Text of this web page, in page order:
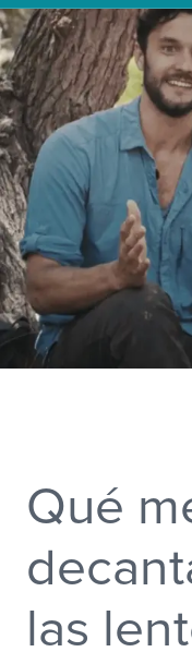
Hola, soy Phil
trabajo me
mundo,
organismos y
vida que nos
Las lentes
mantener mi
Qué
las
NORTH
Canada
Canada -
Mexico
LATIN
Brazil
English
Spanish
Australia
India